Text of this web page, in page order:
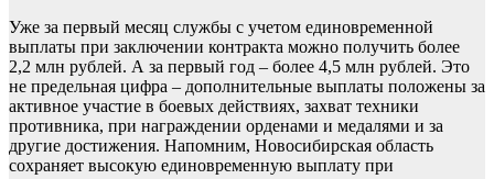
Уже за первый месяц службы с учетом единовременной
выплаты при заключении контракта можно получить более
2,2 млн рублей. А за первый год – более 4,5 млн рублей. Это
не предельная цифра – дополнительные выплаты положены за
активное участие в боевых действиях, захват техники
противника, при награждении орденами и медалями и за
другие достижения. Напомним, Новосибирская область
сохраняет высокую единовременную выплату при